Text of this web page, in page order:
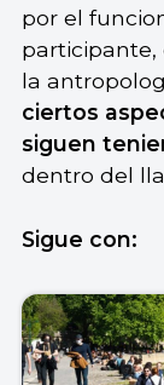
por el
participante,
la
ciertos
siguen
dentro del
Sigue con: